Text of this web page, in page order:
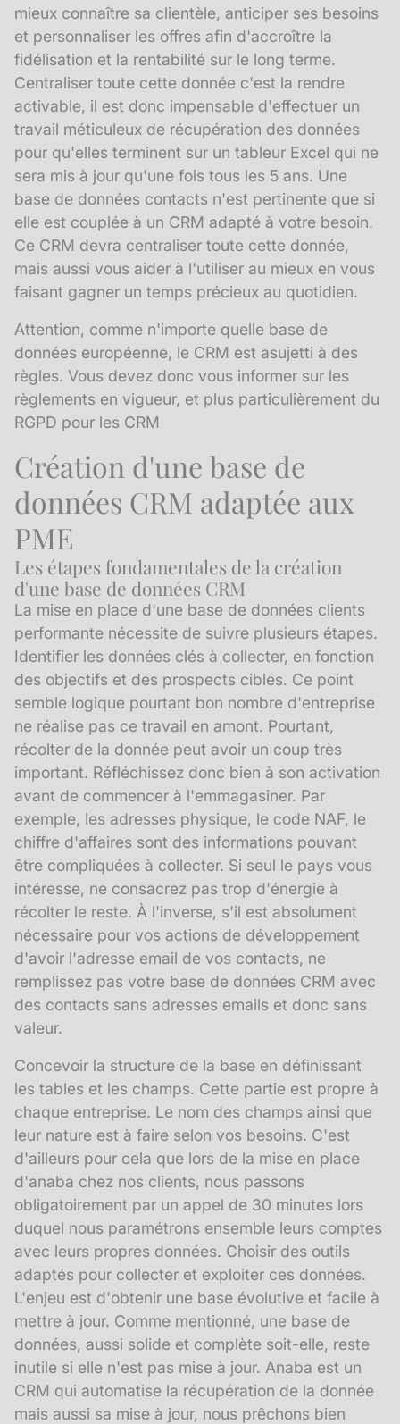
mieux connaître sa clientèle, anticiper ses besoins
et personnaliser les offres afin d'accroître la
fidélisation et la rentabilité sur le long terme.
Centraliser toute cette donnée c'est la rendre
activable, il est donc impensable d'effectuer un
travail méticuleux de récupération des données
pour qu'elles terminent sur un tableur Excel qui ne
sera mis à jour qu'une fois tous les 5 ans. Une
base de données contacts n'est pertinente que si
elle est couplée à un CRM adapté à votre besoin.
Ce CRM devra centraliser toute cette donnée,
mais aussi vous aider à l'utiliser au mieux en vous
faisant gagner un temps précieux au quotidien.
Attention, comme n'importe quelle base de
données européenne, le CRM est asujetti à des
règles. Vous devez donc vous informer sur les
règlements en vigueur, et plus particulièrement du
RGPD pour les CRM
Création d'une base de
données CRM adaptée aux
PME
Les étapes fondamentales de la création
d'une base de données CRM
La mise en place d'une base de données clients
performante nécessite de suivre plusieurs étapes.
Identifier les données clés à collecter, en fonction
des objectifs et des prospects ciblés. Ce point
semble logique pourtant bon nombre d'entreprise
ne réalise pas ce travail en amont. Pourtant,
récolter de la donnée peut avoir un coup très
important. Réfléchissez donc bien à son activation
avant de commencer à l'emmagasiner. Par
exemple, les adresses physique, le code NAF, le
chiffre d'affaires sont des informations pouvant
être compliquées à collecter. Si seul le pays vous
intéresse, ne consacrez pas trop d'énergie à
récolter le reste. À l'inverse, s'il est absolument
nécessaire pour vos actions de développement
d'avoir l'adresse email de vos contacts, ne
remplissez pas votre base de données CRM avec
des contacts sans adresses emails et donc sans
valeur.
Concevoir la structure de la base en définissant
les tables et les champs. Cette partie est propre à
chaque entreprise. Le nom des champs ainsi que
leur nature est à faire selon vos besoins. C'est
d'ailleurs pour cela que lors de la mise en place
d'anaba chez nos clients, nous passons
obligatoirement par un appel de 30 minutes lors
duquel nous paramétrons ensemble leurs comptes
avec leurs propres données. Choisir des outils
adaptés pour collecter et exploiter ces données.
L'enjeu est d'obtenir une base évolutive et facile à
mettre à jour. Comme mentionné, une base de
données, aussi solide et complète soit-elle, reste
inutile si elle n'est pas mise à jour. Anaba est un
CRM qui automatise la récupération de la donnée
mais aussi sa mise à jour, nous prêchons bien